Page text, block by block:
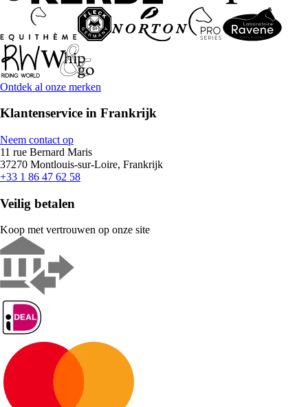
Ontdek al onze merken
Klantenservice in Frankrijk
Neem contact op
11 rue Bernard Maris
37270 Montlouis-sur-Loire, Frankrijk
+33 1 86 47 62 58
Veilig betalen
Koop met vertrouwen op onze site